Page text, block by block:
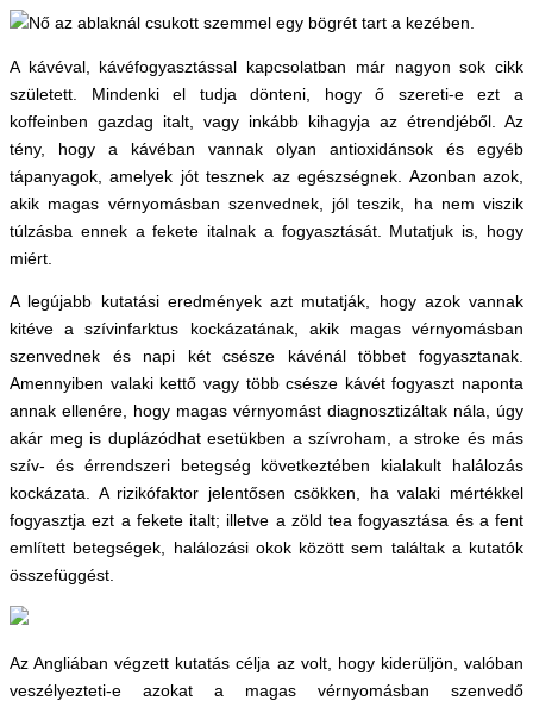
A kávéval, kávéfogyasztással kapcsolatban már nagyon sok cikk
született. Mindenki el tudja dönteni, hogy ő szereti-e ezt a
koffeinben gazdag italt, vagy inkább kihagyja az étrendjéből. Az
tény, hogy a kávéban vannak olyan antioxidánsok és egyéb
tápanyagok, amelyek jót tesznek az egészségnek. Azonban azok,
akik magas vérnyomásban szenvednek, jól teszik, ha nem viszik
túlzásba ennek a fekete italnak a fogyasztását. Mutatjuk is, hogy
miért.
A legújabb kutatási eredmények azt mutatják, hogy azok vannak
kitéve a szívinfarktus kockázatának, akik magas vérnyomásban
szenvednek és napi két csésze kávénál többet fogyasztanak.
Amennyiben valaki kettő vagy több csésze kávét fogyaszt naponta
annak ellenére, hogy magas vérnyomást diagnosztizáltak nála, úgy
akár meg is duplázódhat esetükben a szívroham, a stroke és más
szív- és érrendszeri betegség következtében kialakult halálozás
kockázata. A rizikófaktor jelentősen csökken, ha valaki mértékkel
fogyasztja ezt a fekete italt; illetve a zöld tea fogyasztása és a fent
említett betegségek, halálozási okok között sem találtak a kutatók
összefüggést.
Az Angliában végzett kutatás célja az volt, hogy kiderüljön, valóban
veszélyezteti-e azokat a magas vérnyomásban szenvedő